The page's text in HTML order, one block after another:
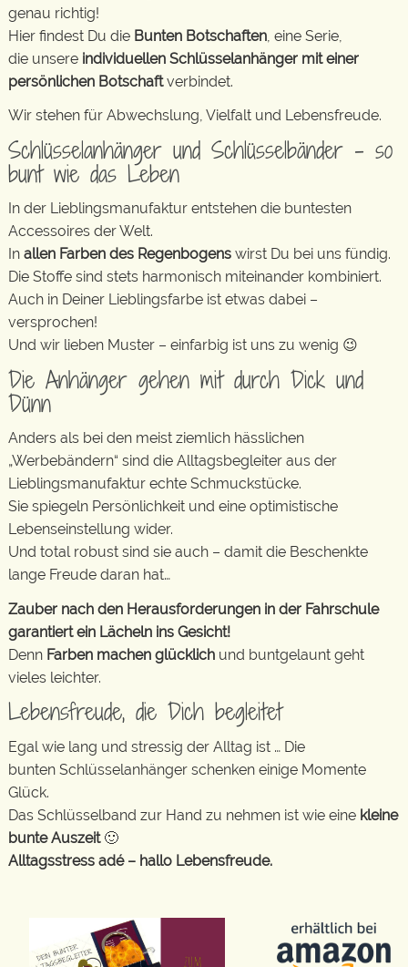
genau richtig!
Hier findest Du die Bunten Botschaften , eine Serie,
die unsere individuellen Schlüsselanhänger mit einer
persönlichen Botschaftverbindet.
Wir stehen für Abwechslung, Vielfalt und Lebensfreude.
Schlüsselanhänger und Schlüsselbänder – so
bunt wie das Leben
In der Lieblingsmanufaktur entstehen die buntesten
Accessoires der Welt.
In allen Farben des Regenbogens wirst Du bei uns fündig.
Die Stoffe sind stets harmonisch miteinander kombiniert.
Auch in Deiner Lieblingsfarbe ist etwas dabei –
versprochen!
Und wir lieben Muster – einfarbig ist uns zu wenig 😉
Die Anhänger gehen mit durch Dick und
Dünn
Anders als bei den meist ziemlich hässlichen
„Werbebändern“ sind die Alltagsbegleiter aus der
Lieblingsmanufaktur echte Schmuckstücke.
Sie spiegeln Persönlichkeit und eine optimistische
Lebenseinstellung wider.
Und total robust sind sie auch – damit die Beschenkte
lange Freude daran hat…
Zauber nach den Herausforderungen in der Fahrschule
garantiert ein Lächeln ins Gesicht!
Denn Farben machen glücklich und buntgelaunt geht
vieles leichter.
Lebensfreude, die Dich begleitet
Egal wie lang und stressig der Alltag ist … Die
bunten Schlüsselanhänger schenken einige Momente
Glück.
Das Schlüsselband zur Hand zu nehmen ist wie eine kleine
bunte Auszeit🙂
Alltagsstress adé – hallo Lebensfreude.